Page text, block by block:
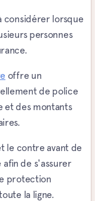
considérer lorsque
personnes
offre un
de police
et des montants
le contre avant de
de s'assurer
protection
la ligne.